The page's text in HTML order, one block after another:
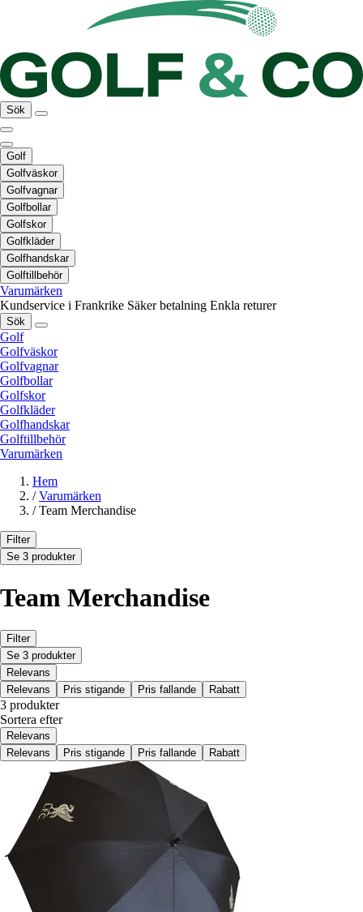
Sök
Golf
Golfväskor
Golfvagnar
Golfbollar
Golfskor
Golfkläder
Golfhandskar
Golftillbehör
Varumärken
Kundservice i Frankrike Säker betalning Enkla returer
Sök
Golf
Golfväskor
Golfvagnar
Golfbollar
Golfskor
Golfkläder
Golfhandskar
Golftillbehör
Varumärken
Hem
/ Varumärken
/ Team Merchandise
Filter
Se 3 produkter
Team Merchandise
Filter
Se 3 produkter
Relevans
Relevans
Pris stigande Pris fallande Rabatt
3 produkter
Sortera efter
Relevans
Relevans
Pris stigande Pris fallande Rabatt